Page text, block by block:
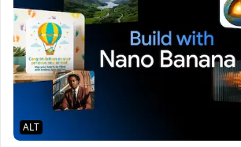
ALT